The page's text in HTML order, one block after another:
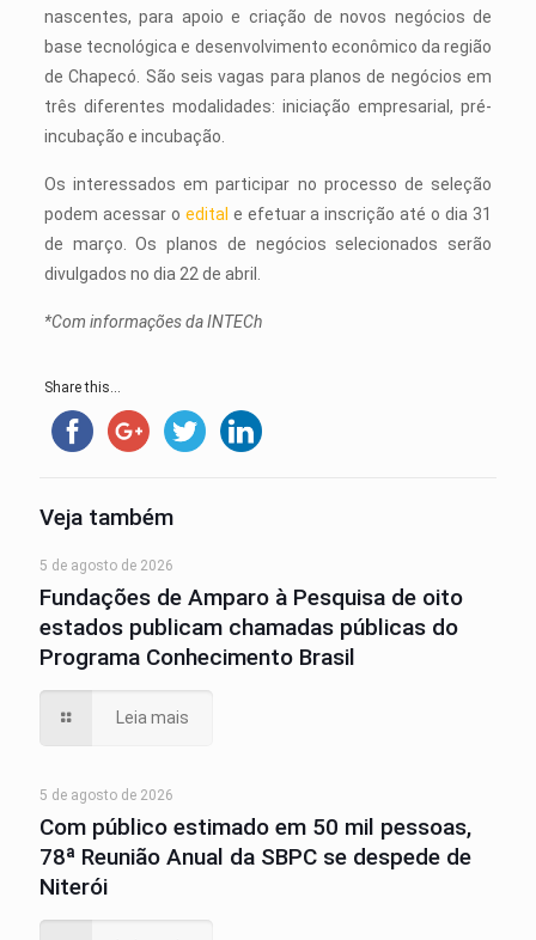
nascentes, para apoio e criação de novos negócios de
base tecnológica e desenvolvimento econômico da região
de Chapecó. São seis vagas para planos de negócios em
três diferentes modalidades: iniciação empresarial, pré-
incubação e incubação.
Os interessados em participar no processo de seleção
podem acessar o edital e efetuar a inscrição até o dia 31
de março. Os planos de negócios selecionados serão
divulgados no dia 22 de abril.
*Com informações da INTECh
Share this...
Veja também
5 de agosto de 2026
Fundações de Amparo à Pesquisa de oito
estados publicam chamadas públicas do
Programa Conhecimento Brasil
Leia mais
5 de agosto de 2026
Com público estimado em 50 mil pessoas,
78ª Reunião Anual da SBPC se despede de
Niterói